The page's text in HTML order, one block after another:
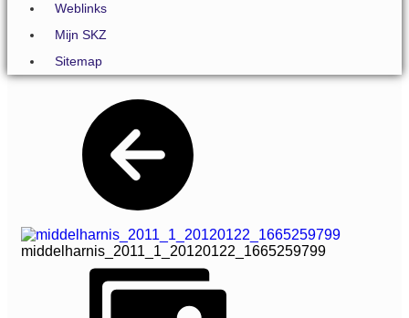
Weblinks
Mijn SKZ
Sitemap
middelharnis_2011_1_20120122_1665259799